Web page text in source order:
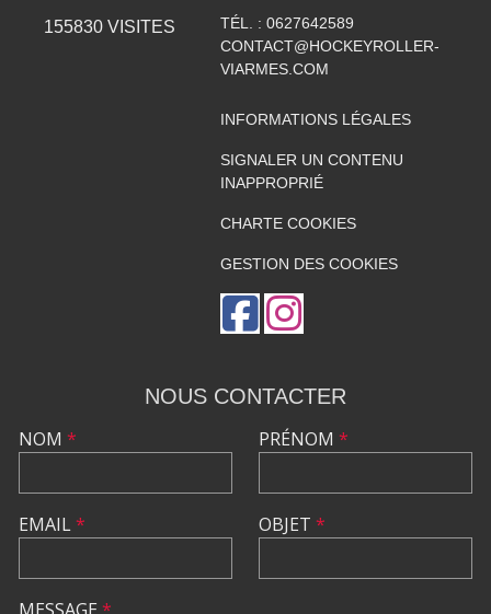
155830 VISITES TÉL. : 0627642589
CONTACT@HOCKEYROLLER-
VIARMES.COM
INFORMATIONS LÉGALES
SIGNALER UN CONTENU
INAPPROPRIÉ
CHARTE COOKIES
GESTION DES COOKIES
NOUS CONTACTER
NOM *
EMAIL*
PRÉNOM *
OBJET *